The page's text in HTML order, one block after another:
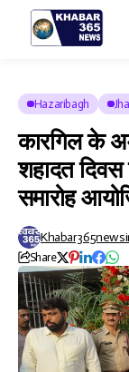
Hazaribagh
कारगिल के
शहादत दिवस
समारोह
Share